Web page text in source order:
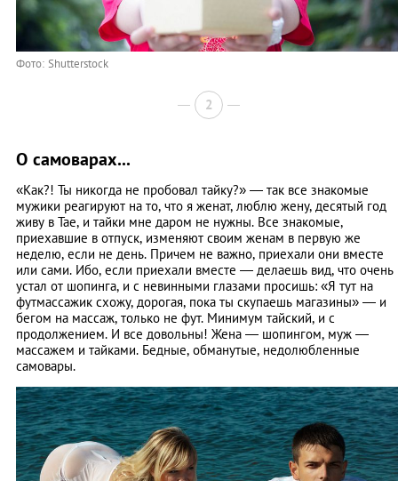
Фото: Shutterstock
2
О самоварах...
«Как?! Ты никогда не пробовал тайку?» — так все знакомые
мужики реагируют на то, что я женат, люблю жену, десятый год
живу в Тае, и тайки мне даром не нужны. Все знакомые,
приехавшие в отпуск, изменяют своим женам в первую же
неделю, если не день. Причем не важно, приехали они вместе
или сами. Ибо, если приехали вместе — делаешь вид, что очень
устал от шопинга, и с невинными глазами просишь: «Я тут на
футмассажик схожу, дорогая, пока ты скупаешь магазины» — и
бегом на массаж, только не фут. Минимум тайский, и с
продолжением. И все довольны! Жена — шопингом, муж —
массажем и тайками. Бедные, обманутые, недолюбленные
самовары.